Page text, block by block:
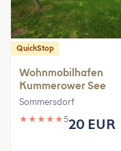
QuickStop
Wohnmobilhafen
Kummerower See
Sommersdorf
★ ★ ★ ★ ★520 EUR